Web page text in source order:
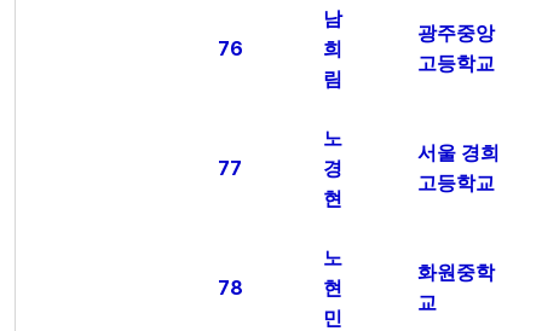
76
남
희
림
광주중앙
고등학교
77
노
경
현
서울 경희
고등학교
78
노
현
민
화원중학
교